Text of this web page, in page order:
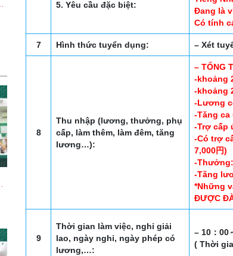
5. Yêu cầu đặc biệt:
Đang là
Có tính
7 Hình thức tuyển dụng: – Xét
8
Thu nhập (lương, thưởng, phụ
cấp, làm thêm, làm đêm, tăng
lương…):
– TỔNG
-khoảng
-khoảng
-Lương
-Tăng ca
-Trợ cấp
-Có trợ
7,000円)
-
-Tăng
*Những
ĐƯỢC
9
Thời gian làm việc, nghỉ giải
lao, ngày nghỉ, ngày phép có
lương,…:
– 10：00
( Thời